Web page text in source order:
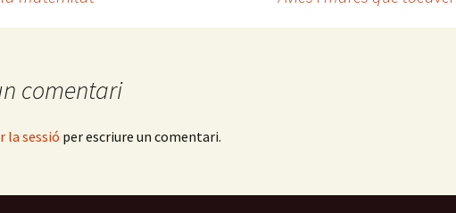
comentari
la sessió per escriure un comentari.